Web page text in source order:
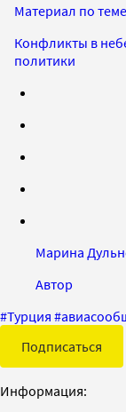
Материал по теме
Конфликты в
политики
Марина
Автор
#Турция #
Подписаться
Информация: